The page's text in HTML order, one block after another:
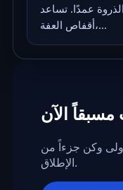
عمدًا. تساعد
أقفاص العفة،...
الآن
وكن جزءاً من
الإطلاق.